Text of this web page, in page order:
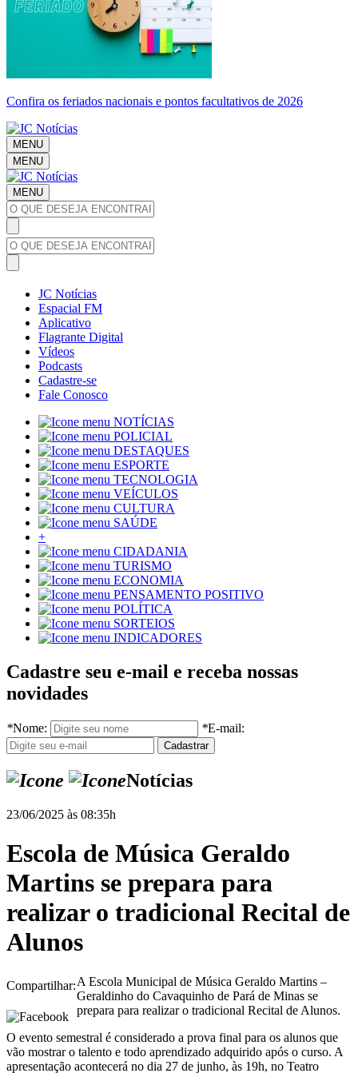
Confira os feriados nacionais e pontos facultativos de 2026
MENU
MENU
MENU
JC Notícias
Espacial FM
Aplicativo
Flagrante Digital
Vídeos
Podcasts
Cadastre-se
Fale Conosco
NOTÍCIAS
POLICIAL
DESTAQUES
ESPORTE
TECNOLOGIA
VEÍCULOS
CULTURA
SAÚDE
+
CIDADANIA
TURISMO
ECONOMIA
PENSAMENTO POSITIVO
POLÍTICA
SORTEIOS
INDICADORES
Cadastre seu e-mail e receba nossas
novidades
*Nome: *E-mail:
Notícias
23/06/2025 às 08:35h
Escola de Música Geraldo
Martins se prepara para
realizar o tradicional Recital de
Alunos
Compartilhar:A Escola Municipal de Música Geraldo Martins –
Geraldinho do Cavaquinho de Pará de Minas se
prepara para realizar o tradicional Recital de Alunos.
O evento semestral é considerado a prova final para os alunos que
vão mostrar o talento e todo aprendizado adquirido após o curso. A
apresentação acontecerá no dia 27 de junho, às 19h, no Teatro